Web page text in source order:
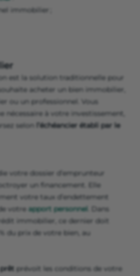
immobilier ;
est la solution traditionnelle pour
acheter un bien immobilier,
ou un professionnel. Vous
nécessaire à votre investissement,
selon
l’échéancier établi par le
votre dossier d’emprunteur
un financement. Elle
votre taux d’endettement
votre apport personnel . Dans
immobilier, ce dernier doit
du prix de votre bien, au
prévoit les conditions de votre